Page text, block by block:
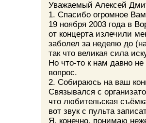
Уважаемый Алексей
1. Спасибо огромное
19 ноября 2003 года в
от концерта излечили
заболел за неделю до
так что великая сила
Но что-то к нам давно
вопрос.
2. Собираюсь на ваш
Связывался с
что любительская
вот звук с пульта
Я, конечно, понимаю